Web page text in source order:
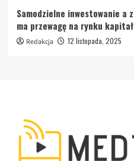
Samodzielne inwestowanie a
ma przewagę na rynku
Redakcja 12 listopada, 2025